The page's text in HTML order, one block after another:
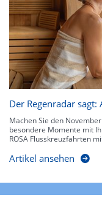
Der Regenradar
Machen Sie den
besondere Momente mit
ROSA Flusskreuzfahrten
Artikel ansehen